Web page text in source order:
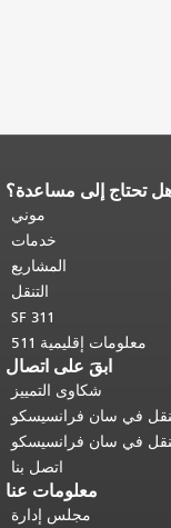
تحتاج إلى مساعدة؟
موني
خدمات
المشاريع
التنقل
SF 311
معلومات إقليمية 511
ابقَ على اتصال
شكاوى التمييز
في سان فرانسيسكو
في سان فرانسيسكو
اتصل بنا
معلومات عنا
مجلس إدارة